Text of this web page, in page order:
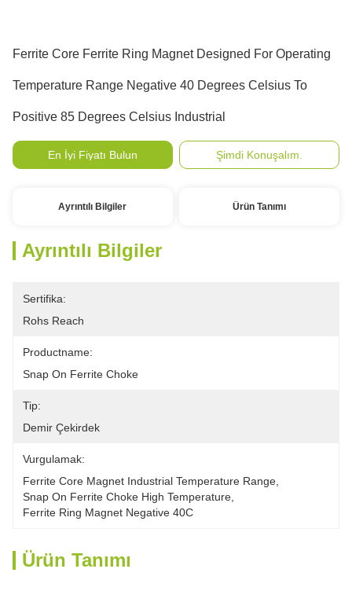
Ferrite Core Ferrite Ring Magnet Designed For Operating
Temperature Range Negative 40 Degrees Celsius To
Positive 85 Degrees Celsius Industrial
En İyi Fiyatı Bulun Şimdi Konuşalım.
Ayrıntılı Bilgiler Ürün Tanımı
Ayrıntılı Bilgiler
Sertifika:
Rohs Reach
Productname:
Snap On Ferrite Choke
Tip:
Demir Çekirdek
Vurgulamak:
Ferrite Core Magnet Industrial Temperature Range
Snap On Ferrite Choke High Temperature
Ferrite Ring Magnet Negative 40C
Ürün Tanımı